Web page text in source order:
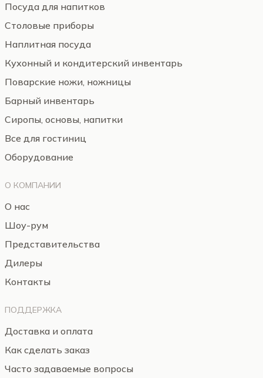
Посуда для напитков
Столовые приборы
Наплитная посуда
Кухонный и кондитерский инвентарь
Поварские ножи, ножницы
Барный инвентарь
Сиропы, основы, напитки
Все для гостиниц
Оборудование
О КОМПАНИИ
О нас
Шоу-рум
Представительства
Дилеры
Контакты
ПОДДЕРЖКА
Доставка и оплата
Как сделать заказ
Часто задаваемые вопросы